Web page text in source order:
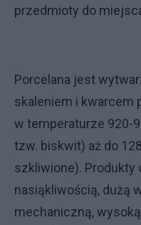
przedmioty do
Porcelana jest
skaleniem i kwarcem
w temperaturze 920-
tzw. biskwit) aż do
szkliwione). Produkty
nasiąkliwością, dużą
mechaniczną,